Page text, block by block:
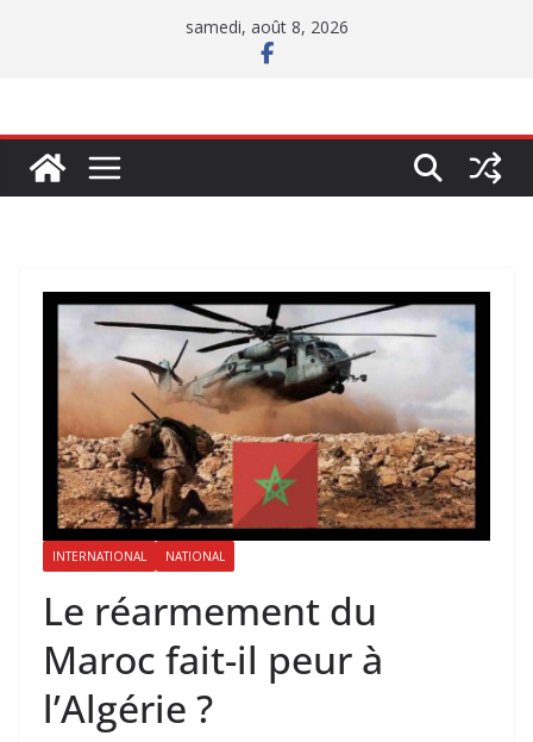
samedi, août 8, 2026
INTERNATIONAL NATIONAL
Le réarmement du
Maroc fait-il peur à
l’Algérie ?